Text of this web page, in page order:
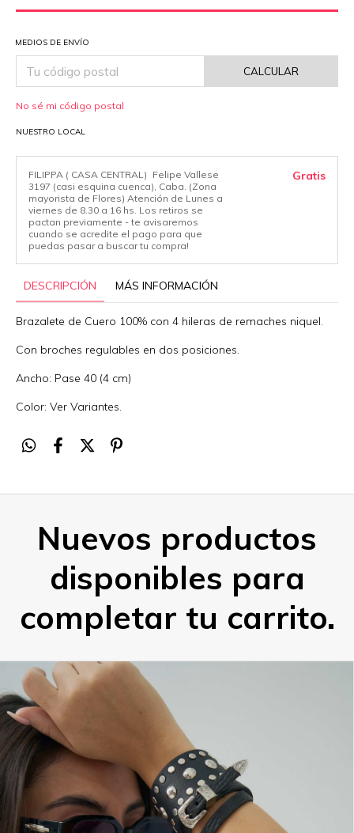
MEDIOS DE ENVÍO
CALCULAR
No sé mi código postal
NUESTRO LOCAL
FILIPPA ( CASA CENTRAL) Felipe Vallese
3197 (casi esquina cuenca), Caba. (Zona
mayorista de Flores) Atención de Lunes a
viernes de 8.30 a 16 hs. Los retiros se
pactan previamente - te avisaremos
cuando se acredite el pago para que
puedas pasar a buscar tu compra!
Gratis
DESCRIPCIÓN MÁS INFORMACIÓN
Brazalete de Cuero 100% con 4 hileras de remaches niquel.
Con broches regulables en dos posiciones.
Ancho: Pase 40 (4 cm)
Color: Ver Variantes.
Nuevos productos
disponibles para
completar tu carrito.